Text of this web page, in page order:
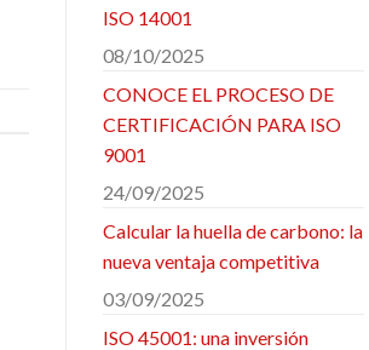
ISO 14001
08/10/2025
CONOCE EL PROCESO DE
CERTIFICACIÓN PARA ISO
9001
24/09/2025
Calcular la huella de carbono: la
nueva ventaja competitiva
03/09/2025
ISO 45001: una inversión